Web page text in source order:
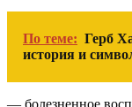
По теме: Герб
история и
— болезненное